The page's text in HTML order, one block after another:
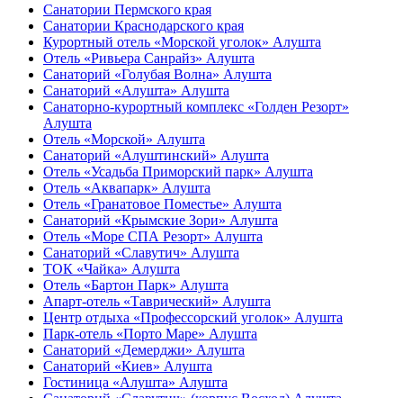
Санатории Пермского края
Санатории Краснодарского края
Курортный отель «Морской уголок» Алушта
Отель «Ривьера Санрайз» Алушта
Санаторий «Голубая Волна» Алушта
Санаторий «Алушта» Алушта
Санаторно-курортный комплекс «Голден Резорт»
Алушта
Отель «Морской» Алушта
Санаторий «Алуштинский» Алушта
Отель «Усадьба Приморский парк» Алушта
Отель «Аквапарк» Алушта
Отель «Гранатовое Поместье» Алушта
Санаторий «Крымские Зори» Алушта
Отель «Море СПА Резорт» Алушта
Санаторий «Славутич» Алушта
ТОК «Чайка» Алушта
Отель «Бартон Парк» Алушта
Апарт-отель «Таврический» Алушта
Центр отдыха «Профессорский уголок» Алушта
Парк-отель «Порто Маре» Алушта
Санаторий «Демерджи» Алушта
Санаторий «Киев» Алушта
Гостиница «Алушта» Алушта